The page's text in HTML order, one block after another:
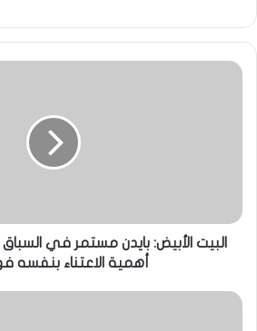
البيت الأبيض: بايدن مستمر في
أهمية الاعتناء بنفسه